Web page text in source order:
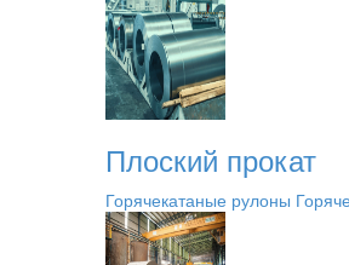
Плоский прокат
Горячекатаные рулоны